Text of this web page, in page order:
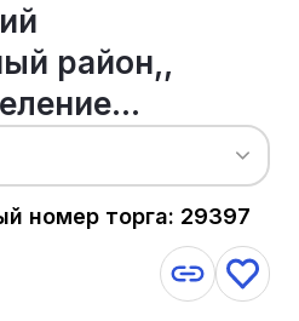
район,,
номер торга: 29397